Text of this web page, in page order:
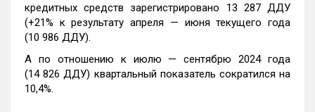
кредитных средств зарегистрировано 13 287 ДДУ
(+21% к результату апреля — июня текущего года
(10 986 ДДУ).
А по отношению к июлю — сентябрю 2024 года
(14 826 ДДУ) квартальный показатель сократился на
10,4%.